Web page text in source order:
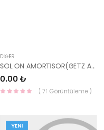
DIĞER
SOL ON AMORTISOR(GETZ ABS)-
0.00 ₺
( 71 Görüntüleme )
YENI